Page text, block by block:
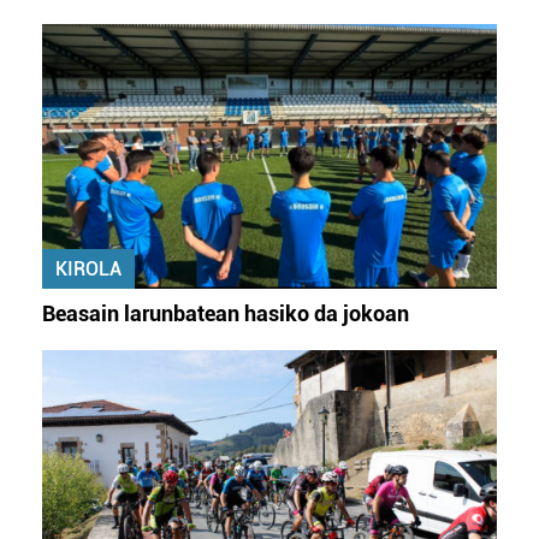
zure baimena Cookieen adierazpenean.
Webgune honek cookie propioak eta hirugarrenen cookie-
fitxategiak erabiltzen ditu. Zure esperientzia eta
zerbitzuak hobetzeko asmoz, cookie teknologiaz
baliatzen gara. Ohar hau onartuz gero, teknologia hori
erabiltzeko baimen esplizitua ematen diguzu.Gehiago
irakurri
KIROLA
Beasain larunbatean hasiko da jokoan